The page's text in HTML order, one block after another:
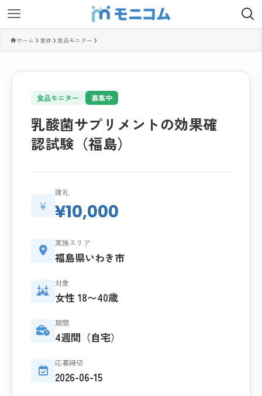
ホーム 案件 食品モニター
食品モニター 募集中
乳酸菌サプリメントの効果確
認試験（福島）
¥
謝礼
¥10,000
実施エリア
福島県いわき市
対象
女性 18〜40歳
期間
4週間（自宅）
応募締切
2026-06-15